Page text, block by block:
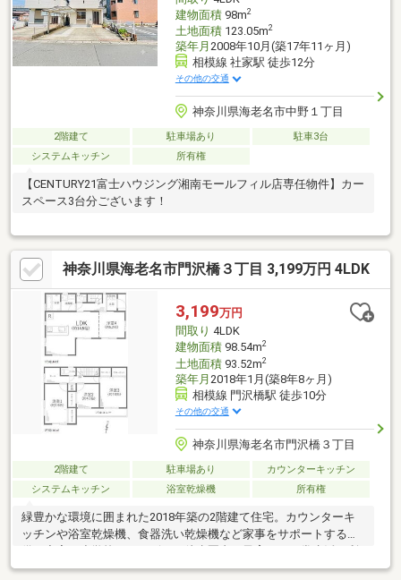
建物面積98m2
土地面積123.05m2
築年月 2008年10月(築17年11ヶ月)
相模線 社家駅 徒歩12分
その他の交通
神奈川県海老名市中野１丁目
2階建て 駐車場あり
駐車3台
システムキッチン
所有権
【CENTURY21富士ハウジング湘南モールフィル店専任物件】カー
スペース3台分ございます！
神奈川県海老名市門沢橋３丁目 3,199万円 4LDK
3,199万円
間取り 4LDK
建物面積98.54m2
土地面積93.52m2
築年月 2018年1月(築8年8ヶ月)
相模線 門沢橋駅 徒歩10分
その他の交通
神奈川県海老名市門沢橋３丁目
2階建て 駐車場あり
カウンターキッチン
システムキッチン
浴室乾燥機 所有権
緑豊かな環境に囲まれた2018年築の2階建て住宅。カウンターキ
ッチンや浴室乾燥機、食器洗い乾燥機など家事をサポートする設
便性を両立します。